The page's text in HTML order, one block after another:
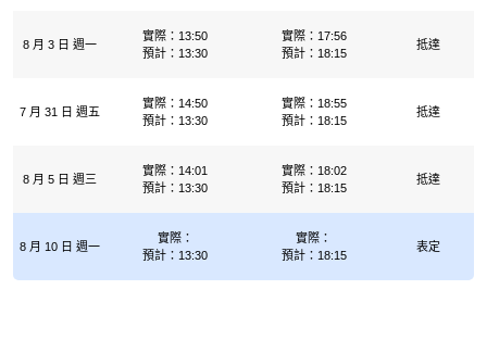
8 月 3 日 週一
實際：13:50
預計：13:30
實際：17:56
預計：18:15
抵達
7 月 31 日 週五
實際：14:50
預計：13:30
實際：18:55
預計：18:15
抵達
8 月 5 日 週三
實際：14:01
預計：13:30
實際：18:02
預計：18:15
抵達
8 月 10 日 週一
實際：
預計：13:30
實際：
預計：18:15
表定